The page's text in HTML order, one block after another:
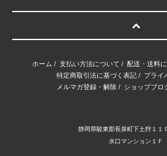
ホーム / 支払い方法について / 配送・送料
特定商取引法に基づく表記/ プライ
メルマガ登録・解除 / ショップブロ
静岡県駿東郡長泉町下土狩１１
水口マンション１Ｆ